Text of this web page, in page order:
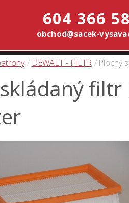
604 366
obchod@sacek-
DEWALT - FILTR Plochý